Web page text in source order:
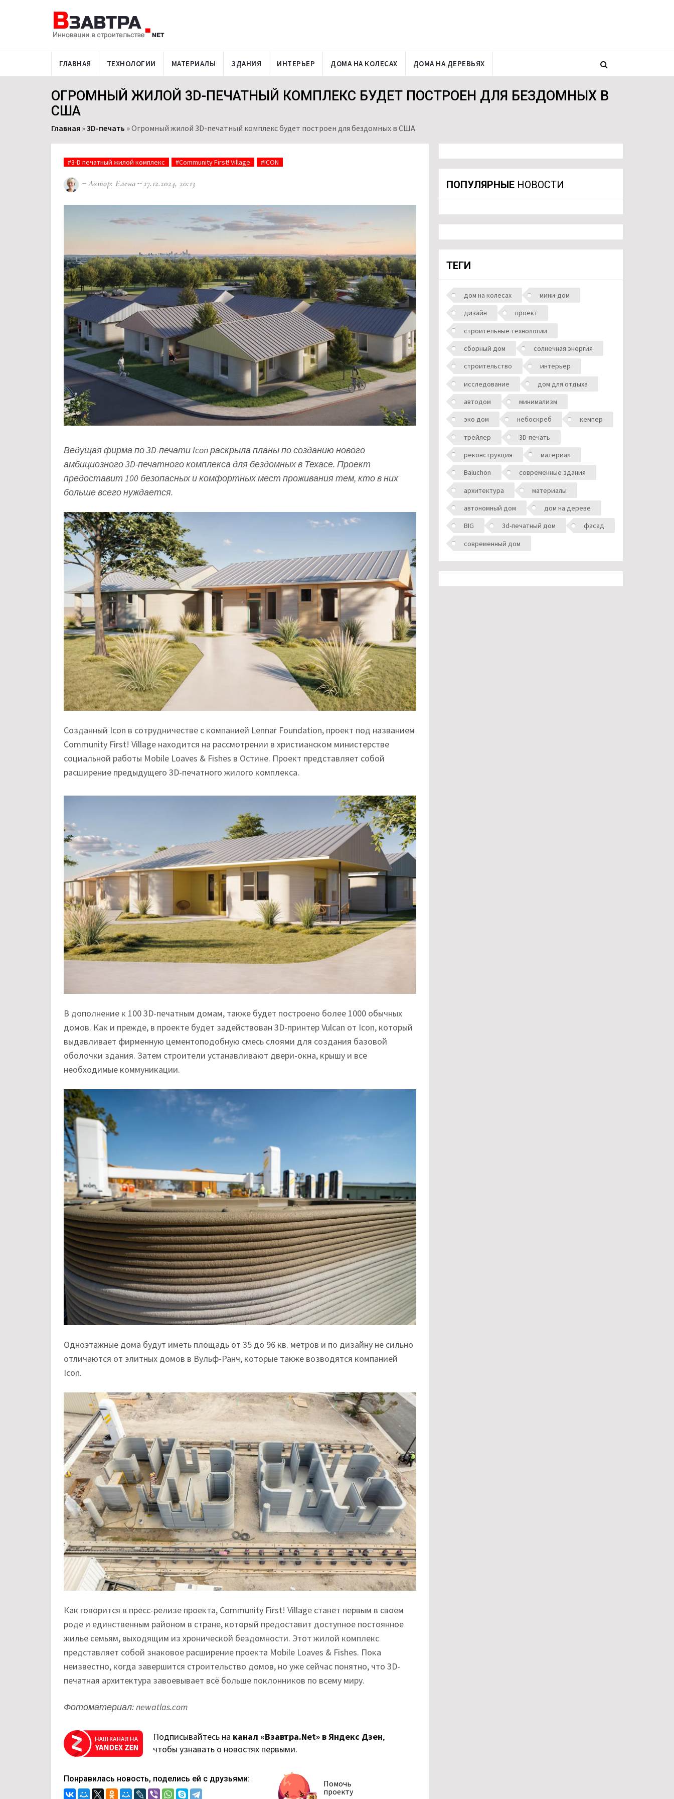
ГЛАВНАЯ ТЕХНОЛОГИИ МАТЕРИАЛЫ ЗДАНИЯ ИНТЕРЬЕР ДОМА НА КОЛЕСАХ ДОМА НА ДЕРЕВЬЯХ
ОГРОМНЫЙ ЖИЛОЙ 3D-ПЕЧАТНЫЙ КОМПЛЕКС БУДЕТ ПОСТРОЕН ДЛЯ БЕЗДОМНЫХ В
США
Главная »3D-печать »Огромный жилой 3D-печатный комплекс будет построен для бездомных в США
#3-D печатный жилой комплекс #Community First! Village #ICON
Автор: Елена 27.12.2024, 20:13
Ведущая фирма по 3D-печати Icon раскрыла планы по созданию нового
амбициозного 3D-печатного комплекса для бездомных в Техасе. Проект
предоставит 100 безопасных и комфортных мест проживания тем, кто в них
больше всего нуждается.
Созданный Icon в сотрудничестве с компанией Lennar Foundation, проект под названием
Community First! Village находится на рассмотрении в христианском министерстве
социальной работы Mobile Loaves & Fishes в Остине. Проект представляет собой
расширение предыдущего 3D-печатного жилого комплекса.
В дополнение к 100 3D-печатным домам, также будет построено более 1000 обычных
домов. Как и прежде, в проекте будет задействован 3D-принтер Vulcan от Icon, который
выдавливает фирменную цементоподобную смесь слоями для создания базовой
оболочки здания. Затем строители устанавливают двери-окна, крышу и все
необходимые коммуникации.
Одноэтажные дома будут иметь площадь от 35 до 96 кв. метров и по дизайну не сильно
отличаются от элитных домов в Вульф-Ранч, которые также возводятся компанией
Icon.
Как говорится в пресс-релизе проекта, Community First! Village станет первым в своем
роде и единственным районом в стране, который предоставит доступное постоянное
жилье семьям, выходящим из хронической бездомности. Этот жилой комплекс
представляет собой знаковое расширение проекта Mobile Loaves & Fishes. Пока
неизвестно, когда завершится строительство домов, но уже сейчас понятно, что 3D-
печатная архитектура завоевывает всё больше поклонников по всему миру.
Фотоматериал: newatlas.com
Подписывайтесь на канал «Взавтра.Net» в Яндекс Дзен,
чтобы узнавать о новостях первыми.
Понравилась новость, поделись ей с друзьями:
Помочь
проекту
ПОПУЛЯРНЫЕ НОВОСТИ
ТЕГИ
дом на колесах
мини-дом
дизайн
проект
строительные технологии
сборный дом
солнечная энергия
строительство
интерьер
исследование
дом для отдыха
автодом
минимализм
эко дом
небоскреб
кемпер
трейлер
3D-печать
реконструкция
материал
Baluchon
современные здания
архитектура
материалы
автономный дом
дом на дереве
BIG
3d-печатный дом
фасад
современный дом